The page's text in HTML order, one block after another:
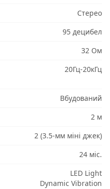
Стерео
95 децибел
32 Ом
20Гц-20кГц
Вбудований
2 м
2 (3.5-мм міні джек)
24 міс.
LED Light
Dynamic Vibration